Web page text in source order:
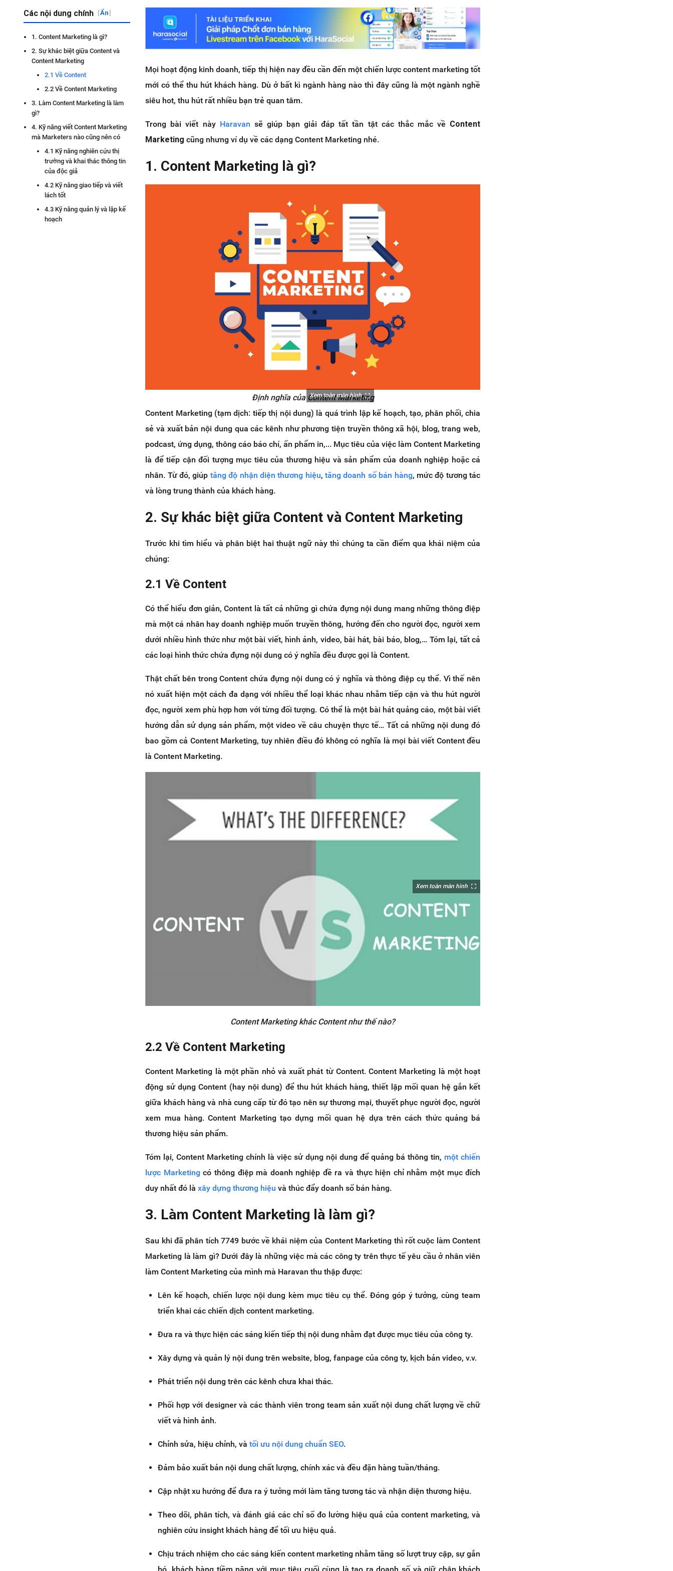
Các nội dung chính [Ẩn]
1. Content Marketing là gì?
2. Sự khác biệt giữa Content và
Content Marketing
2.1 Về Content
2.2 Về Content Marketing
3. Làm Content Marketing là làm
gì?
4. Kỹ năng viết Content Marketing
mà Marketers nào cũng nên có
4.1 Kỹ năng nghiên cứu thị
trường và khai thác thông tin
của độc giả
4.2 Kỹ năng giao tiếp và viết
lách tốt
4.3 Kỹ năng quản lý và lập kế
hoạch
Mọi hoạt động kinh doanh, tiếp thị hiện nay đều cần đến một chiến lược content marketing tốt
mới có thể thu hút khách hàng. Dù ở bất kì ngành hàng nào thì đây cũng là một ngành nghề
siêu hot, thu hút rất nhiều bạn trẻ quan tâm.
Trong bài viết này Haravan sẽ giúp bạn giải đáp tất tần tật các thắc mắc về Content
Marketing cũng nhưng ví dụ về các dạng Content Marketing nhé.
1. Content Marketing là gì?
Xem toàn màn hình
Định nghĩa của Content Marketing
Content Marketing (tạm dịch: tiếp thị nội dung) là quá trình lập kế hoạch, tạo, phân phối, chia
sẻ và xuất bản nội dung qua các kênh như phương tiện truyền thông xã hội, blog, trang web,
podcast, ứng dụng, thông cáo báo chí, ấn phẩm in,... Mục tiêu của việc làm Content Marketing
là để tiếp cận đối tượng mục tiêu của thương hiệu và sản phẩm của doanh nghiệp hoặc cá
nhân. Từ đó, giúp tăng độ nhận diện thương hiệu,tăng doanh số bán hàng, mức độ tương tác
và lòng trung thành của khách hàng.
2. Sự khác biệt giữa Content và Content Marketing
Trước khi tìm hiểu và phân biệt hai thuật ngữ này thì chúng ta cần điểm qua khái niệm của
chúng:
2.1 Về Content
Có thể hiểu đơn giản, Content là tất cả những gì chứa đựng nội dung mang những thông điệp
mà một cá nhân hay doanh nghiệp muốn truyền thông, hướng đến cho người đọc, người xem
dưới nhiều hình thức như một bài viết, hình ảnh, video, bài hát, bài báo, blog,… Tóm lại, tất cả
các loại hình thức chứa đựng nội dung có ý nghĩa đều được gọi là Content.
Thật chất bên trong Content chứa đựng nội dung có ý nghĩa và thông điệp cụ thể. Vì thế nên
nó xuất hiện một cách đa dạng với nhiều thể loại khác nhau nhằm tiếp cận và thu hút người
đọc, người xem phù hợp hơn với từng đối tượng. Có thể là một bài hát quảng cáo, một bài viết
hướng dẫn sử dụng sản phẩm, một video về câu chuyện thực tế… Tất cả những nội dung đó
bao gồm cả Content Marketing, tuy nhiên điều đó không có nghĩa là mọi bài viết Content đều
là Content Marketing.
Xem toàn màn hình
Content Marketing khác Content như thế nào?
2.2 Về Content Marketing
Content Marketing là một phần nhỏ và xuất phát từ Content. Content Marketing là một hoạt
động sử dụng Content (hay nội dung) để thu hút khách hàng, thiết lập mối quan hệ gắn kết
giữa khách hàng và nhà cung cấp từ đó tạo nên sự thương mại, thuyết phục người đọc, người
xem mua hàng. Content Marketing tạo dựng mối quan hệ dựa trên cách thức quảng bá
thương hiệu sản phẩm.
Tóm lại, Content Marketing chính là việc sử dụng nội dung để quảng bá thông tin, một chiến
lược Marketing có thông điệp mà doanh nghiệp đề ra và thực hiện chỉ nhằm một mục đích
duy nhất đó làxây dựng thương hiệu và thúc đẩy doanh số bán hàng.
3. Làm Content Marketing là làm gì?
Sau khi đã phân tích 7749 bước về khái niệm của Content Marketing thì rốt cuộc làm Content
Marketing là làm gì? Dưới đây là những việc mà các công ty trên thực tế yêu cầu ở nhân viên
làm Content Marketing của mình mà Haravan thu thập được:
Lên kế hoạch, chiến lược nội dung kèm mục tiêu cụ thể. Đóng góp ý tưởng, cùng team
triển khai các chiến dịch content marketing.
Đưa ra và thực hiện các sáng kiến tiếp thị nội dung nhằm đạt được mục tiêu của công ty.
Xây dựng và quản lý nội dung trên website, blog, fanpage của công ty, kịch bản video, v.v.
Phát triển nội dung trên các kênh chưa khai thác.
Phối hợp với designer và các thành viên trong team sản xuất nội dung chất lượng về chữ
viết và hình ảnh.
Chỉnh sửa, hiệu chỉnh, vàtối ưu nội dung chuẩn SEO.
Đảm bảo xuất bản nội dung chất lượng, chính xác và đều đặn hàng tuần/tháng.
Cập nhật xu hướng để đưa ra ý tưởng mới làm tăng tương tác và nhận diện thương hiệu.
Theo dõi, phân tích, và đánh giá các chỉ số đo lường hiệu quả của content marketing, và
nghiên cứu insight khách hàng để tối ưu hiệu quả.
Chịu trách nhiệm cho các sáng kiến content marketing nhằm tăng số lượt truy cập, sự gắn
bó, khách hàng tiềm năng với mục tiêu cuối cùng là tạo ra doanh số và giữ chân khách